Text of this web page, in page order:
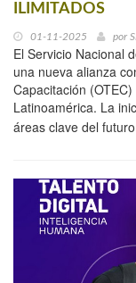
ILIMITADOS
01-11-2025 por
El Servicio Nacional
una nueva alianza
Capacitación
Latinoamérica. La
áreas clave del